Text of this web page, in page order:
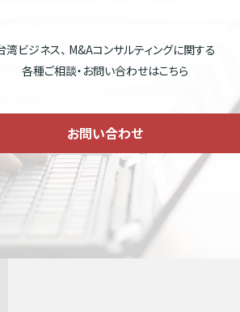
湾ビジネス、 M&Aコンサルティングに関する
各種ご相談・お問い合わせはこちら
お問い合わせ